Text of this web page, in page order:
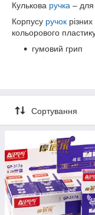
Кулькова ручка – для
Корпусу ручок
кольорового
гумовий грип
колір
мозолів на
забезпечує
комфортне
чорнило на
водній і на
спиртовій основі
кліп для
колір чорнила:
Сортування